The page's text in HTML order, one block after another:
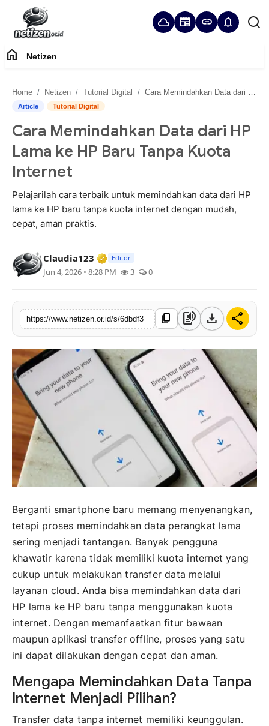
cloud newspaper link notifications
Panduan Komunitas
Netizen
home Netizen
Home Netizen Tutorial Digital Cara Memindahkan Data dari HP Lama ke HP Baru Tanpa Kuota Internet
Article Tutorial Digital
Cara Memindahkan Data dari HP
Lama ke HP Baru Tanpa Kuota
Internet
Pelajarilah cara terbaik untuk memindahkan data dari HP
lama ke HP baru tanpa kuota internet dengan mudah,
cepat, aman praktis.
Claudia123 Verified Media or Organization •
Editor
Jun 4, 2026 • 8:28 PM 3 0
https://www.netizen.or.id/s/6dbdf3 content_copy text_to_speech download share
Berganti smartphone baru memang menyenangkan,
tetapi proses memindahkan data perangkat lama
sering menjadi tantangan. Banyak pengguna
khawatir karena tidak memiliki kuota internet yang
cukup untuk melakukan transfer data melalui
layanan cloud. Anda bisa memindahkan data dari
HP lama ke HP baru tanpa menggunakan kuota
internet. Dengan memanfaatkan fitur bawaan
maupun aplikasi transfer offline, proses yang satu
ini dapat dilakukan dengan cepat dan aman.
Mengapa Memindahkan Data Tanpa
Internet Menjadi Pilihan?
Transfer data tanpa internet memiliki keunggulan.